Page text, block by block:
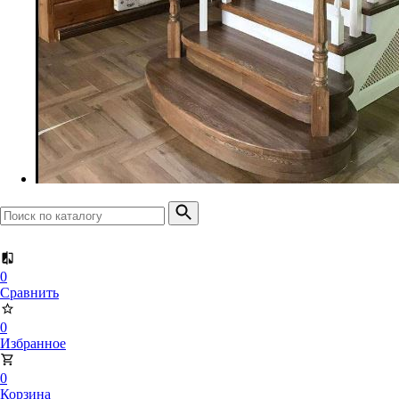
0
Сравнить
0
Избранное
0
Корзина
Планкен прямой
Планкен скошенный